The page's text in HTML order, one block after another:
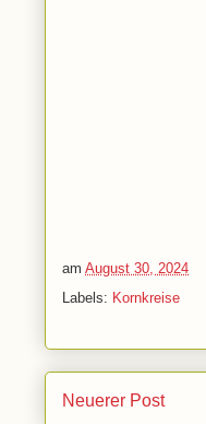
am August 30, 2024
Labels: Kornkreise
Neuerer Post